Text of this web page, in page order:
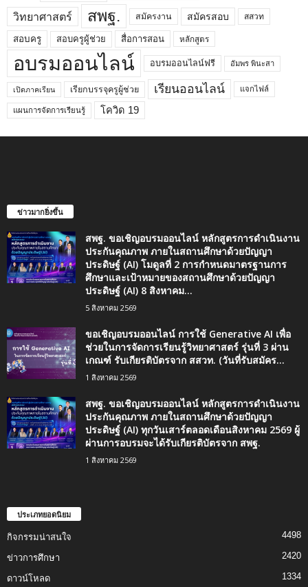
วิทยาศาสตร์ สพฐ. สมัครงาน สมัครสอบ สสวท
สอบครู สอบครูผู้ช่วย สื่อการสอน หลักสูตร
อบรมออนไลน์ อบรมออนไลน์ฟรี อัมพร พินะสา
เปิดภาคเรียน เรียกบรรจุครูผู้ช่วย เรียนออนไลน์ แจกไฟล์
แผนการจัดการเรียนรู้ โควิด 19
ข่าวมากยิ่งขึ้น
สพฐ. ขอเชิญอบรมออนไลน์ หลักสูตรการดำเนินงาน
ประกันคุณภาพ ภายในสถานศึกษาด้วยปัญญา
ประดิษฐ์ (AI) โมดูลที่ 2 การกำหนดมาตรฐานการ
ศึกษาและเป้าหมายของสถานศึกษาด้วยปัญญา
ประดิษฐ์ (AI) 8 สิงหาคม...
5 สิงหาคม 2569
ขอเชิญอบรมออนไลน์ การใช้ Generative AI เพื่อ
ช่วยในการจัดการเรียนรู้วิทยาศาสตร์ รุ่นที่ 3 ผ่าน
เกณฑ์ รับเกียรติบัตรจาก สสวท. (วันที่รับสมัคร...
1 สิงหาคม 2569
สพฐ. ขอเชิญอบรมออนไลน์ หลักสูตรการดำเนินงาน
ประกันคุณภาพ ภายในสถานศึกษาด้วยปัญญา
ประดิษฐ์ (AI) ทุกวันเสาร์ตลอดเดือนสิงหาคม 2569 ผู้
ผ่านการอบรมจะได้รับเกียรติบัตรจาก สพฐ.
1 สิงหาคม 2569
ประเภทยอดนิยม
กิจกรรมน่าสนใจ 4498
ข่าวการศึกษา 2420
ดาวน์โหลด 1334